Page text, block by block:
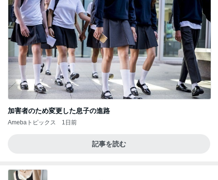
加害者のため変更した息子の進路
Amebaトピックス 1日前
記事を読む